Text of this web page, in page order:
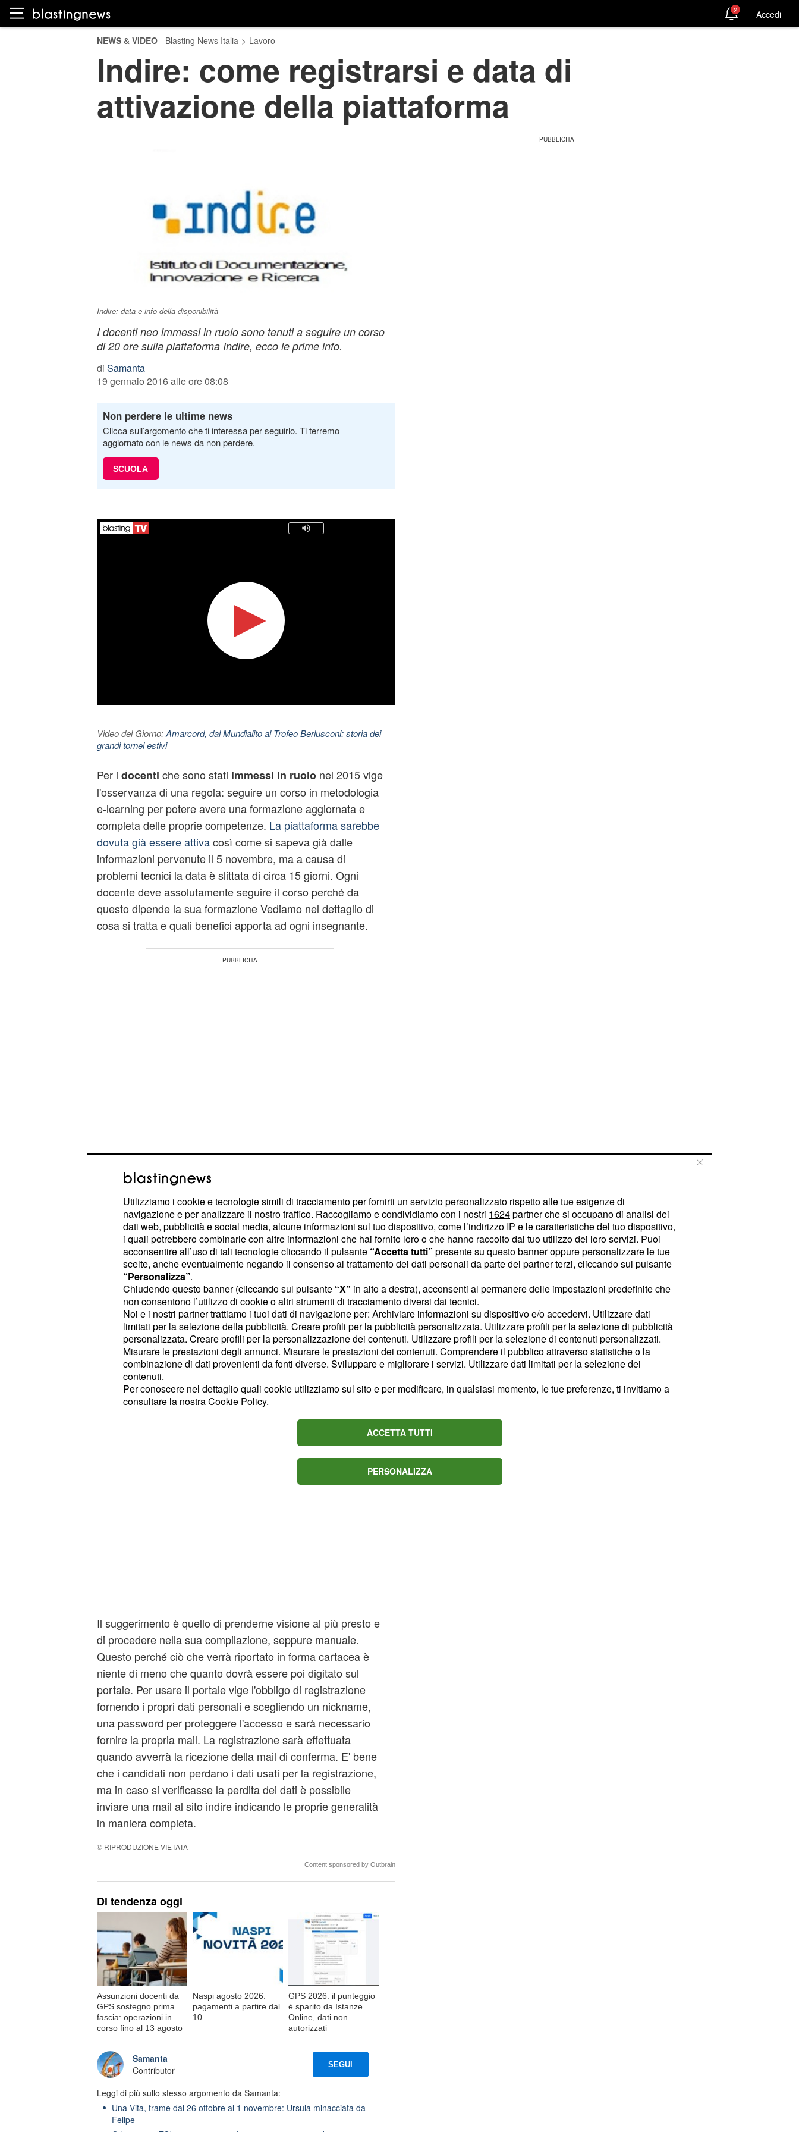
2 Accedi
NEWS & VIDEO Blasting News Italia > Lavoro
Indire: come registrarsi e data di
attivazione della piattaforma
Indire: data e info della disponibilità
I docenti neo immessi in ruolo sono tenuti a seguire un corso
di 20 ore sulla piattaforma Indire, ecco le prime info.
di Samanta
19 gennaio 2016 alle ore 08:08
Non perdere le ultime news
Clicca sull’argomento che ti interessa per seguirlo. Ti terremo
aggiornato con le news da non perdere.
SCUOLA
Video del Giorno:Amarcord, dal Mundialito al Trofeo Berlusconi: storia dei
grandi tornei estivi
Per i docenti che sono stati immessi in ruolonel 2015 vige
l'osservanza di una regola: seguire un corso in metodologia
e-learning per potere avere una formazione aggiornata e
completa delle proprie competenze. La piattaforma sarebbe
dovuta già essere attivacosì come si sapeva già dalle
informazioni pervenute il 5 novembre, ma a causa di
problemi tecnici la data è slittata di circa 15 giorni. Ogni
docente deve assolutamente seguire il corso perché da
questo dipende la sua formazione Vediamo nel dettaglio di
cosa si tratta e quali benefici apporta ad ogni insegnante.
I docenti assunti nell'anno 2015 appena passato sono tenuti
a seguire un corso in modello e-learning, di stampo
multimediale quindi, della durata di 20 ore complessive. Il
corsoè visibile su qualsiasi personal computer senza
vincoli d'orario così da potere combaciare l'impegno
lavorativo con la formazione professionale. Il corso è visibile
sul portaleIndiree sarebbe dovuta essere possibile la sua
visione già nei primi quindici giorni di gennaio,ma problemi
del server hanno reso impossibile la visione delle lezioni; il
corso sarà a disposizione dei neo docenti entro al fine del
mese di gennaio. Per sostenere l'ansia dell'attesa è stata
data agli insegnanti la possibilità di prendere visione della
bozza del bilancio delle competenze sotto forma cartacea.
Il suggerimento è quello di prenderne visione al più presto e
di procedere nella sua compilazione, seppure manuale.
Questo perché ciò che verrà riportato in forma cartacea è
niente di meno che quanto dovrà essere poi digitato sul
portale. Per usare il portale vige l'obbligo di registrazione
fornendo i propri dati personali e scegliendo un nickname,
una password per proteggere l'accesso e sarà necessario
fornire la propria mail. La registrazione sarà effettuata
quando avverrà la ricezione della mail di conferma. E' bene
che i candidati non perdano i dati usati per la registrazione,
ma in caso si verificasse la perdita dei dati è possibile
inviare una mail al sito indire indicando le proprie generalità
in maniera completa.
© RIPRODUZIONE VIETATA
Content sponsored by Outbrain
Di tendenza oggi
Assunzioni docenti da
GPS sostegno prima
fascia: operazioni in
corso fino al 13 agosto
Naspi agosto 2026:
pagamenti a partire dal
10
GPS 2026: il punteggio
è sparito da Istanze
Online, dati non
autorizzati
Samanta
Contributor
SEGUI
Leggi di più sullo stesso argomento da Samanta:
Una Vita, trame dal 26 ottobre al 1 novembre: Ursula minacciata da
Felipe
Utilizziamo i cookie e tecnologie simili di tracciamento per fornirti un servizio personalizzato rispetto alle tue esigenze di
navigazione e per analizzare il nostro traffico. Raccogliamo e condividiamo con i nostri 1624partner che si occupano di analisi dei
dati web, pubblicità e social media, alcune informazioni sul tuo dispositivo, come l’indirizzo IP e le caratteristiche del tuo dispositivo,
i quali potrebbero combinarle con altre informazioni che hai fornito loro o che hanno raccolto dal tuo utilizzo dei loro servizi. Puoi
acconsentire all’uso di tali tecnologie cliccando il pulsante “Accetta tutti” presente su questo banner oppure personalizzare le tue
scelte, anche eventualmente negando il consenso al trattamento dei dati personali da parte dei partner terzi, cliccando sul pulsante
“Personalizza”.
Chiudendo questo banner (cliccando sul pulsante “X” in alto a destra), acconsenti al permanere delle impostazioni predefinite che
non consentono l’utilizzo di cookie o altri strumenti di tracciamento diversi dai tecnici.
Noi e i nostri partner trattiamo i tuoi dati di navigazione per: Archiviare informazioni su dispositivo e/o accedervi. Utilizzare dati
limitati per la selezione della pubblicità. Creare profili per la pubblicità personalizzata. Utilizzare profili per la selezione di pubblicità
personalizzata. Creare profili per la personalizzazione dei contenuti. Utilizzare profili per la selezione di contenuti personalizzati.
Misurare le prestazioni degli annunci. Misurare le prestazioni dei contenuti. Comprendere il pubblico attraverso statistiche o la
combinazione di dati provenienti da fonti diverse. Sviluppare e migliorare i servizi. Utilizzare dati limitati per la selezione dei
contenuti.
Per conoscere nel dettaglio quali cookie utilizziamo sul sito e per modificare, in qualsiasi momento, le tue preferenze, ti invitiamo a
consultare la nostraCookie Policy.
ACCETTA TUTTI
PERSONALIZZA